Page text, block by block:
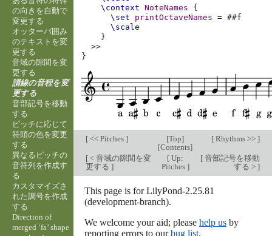
\context
NoteNames
{
\set
printOctaveNames = ##f
\scale
}
>>
}
[<< Pitches ] [Top]
[Contents]
[Rhythms >> ]
[< 音域の隙間を変
更する ]
[ Up:
Pitches ]
[音部記号を移動
する > ]
This page is for LilyPond-2.25.81
(development-branch).
We welcome your aid; please help usby
reporting errors to ourbug list.
の向きを自動で
変更する
オッターバ囲み
のテキストを変
更する
音域の隙間を変
更する
譜線の音程を変
更する
音部記号を移動
する
ピッチに応じて
符頭の色を変更
する
異なるピッチの
音符列を作成す
る
カスタマイズさ
れた調号を作成
する
Direction of
merged ‘fa’ shape